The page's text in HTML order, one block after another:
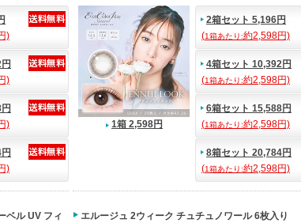
)
)
)
)
1箱 2,598円
2箱セット 5,196円
(1箱あたり:約2,598円)
4箱セット 10,392円
(1箱あたり:約2,598円)
6箱セット 15,588円
(1箱あたり:約2,598円)
8箱セット 20,784円
(1箱あたり:約2,598円)
ベル UV フィ
エルージュ 2ウィーク チュチュノワール 6枚入り